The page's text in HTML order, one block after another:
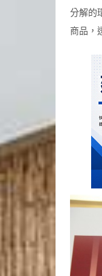
分解的
商品，